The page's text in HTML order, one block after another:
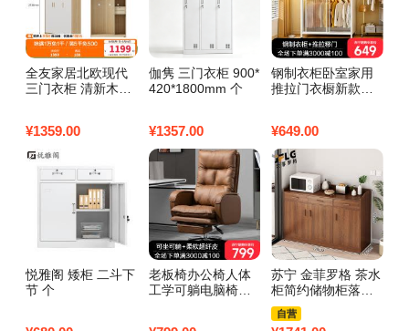
全友家居北欧现代
三门衣柜 清新木纹
木木纹A款】三门衣
柜
¥1359.00
伽隽 三门衣柜 900*
420*1800mm 个
¥1357.00
钢制衣柜卧室家用
推拉门衣橱新款爆
门双挂【长80*50*1
85cm】 包安装
¥649.00
悦雅阁 矮柜 二斗下
节 个
老板椅办公椅人体
工学可躺电脑椅子
苏宁 金菲罗格 茶水
柜简约储物柜落地
柜 120*38*80
自营